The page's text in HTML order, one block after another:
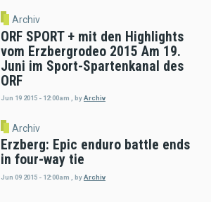
Archiv
ORF SPORT + mit den Highlights
vom Erzbergrodeo 2015 Am 19.
Juni im Sport-Spartenkanal des
ORF
Jun 19 2015 - 12:00am byArchiv
Archiv
Erzberg: Epic enduro battle ends
in four-way tie
Jun 09 2015 - 12:00am byArchiv